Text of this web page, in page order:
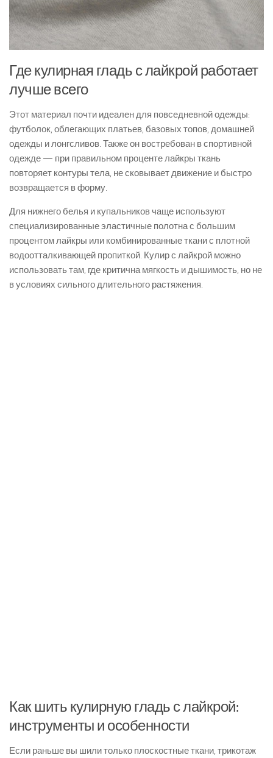
Где кулирная гладь с лайкрой работает
лучше всего
Этот материал почти идеален для повседневной одежды:
футболок, облегающих платьев, базовых топов, домашней
одежды и лонгсливов. Также он востребован в спортивной
одежде — при правильном проценте лайкры ткань
повторяет контуры тела, не сковывает движение и быстро
возвращается в форму.
Для нижнего белья и купальников чаще используют
специализированные эластичные полотна с большим
процентом лайкры или комбинированные ткани с плотной
водоотталкивающей пропиткой. Кулир с лайкрой можно
использовать там, где критична мягкость и дышимость, но не
в условиях сильного длительного растяжения.
Как шить кулирную гладь с лайкрой:
инструменты и особенности
Если раньше вы шили только плоскостные ткани, трикотаж